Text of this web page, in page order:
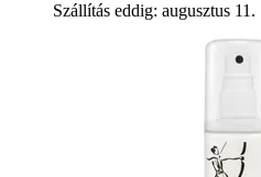
Szállítás eddig: augusztus 11.